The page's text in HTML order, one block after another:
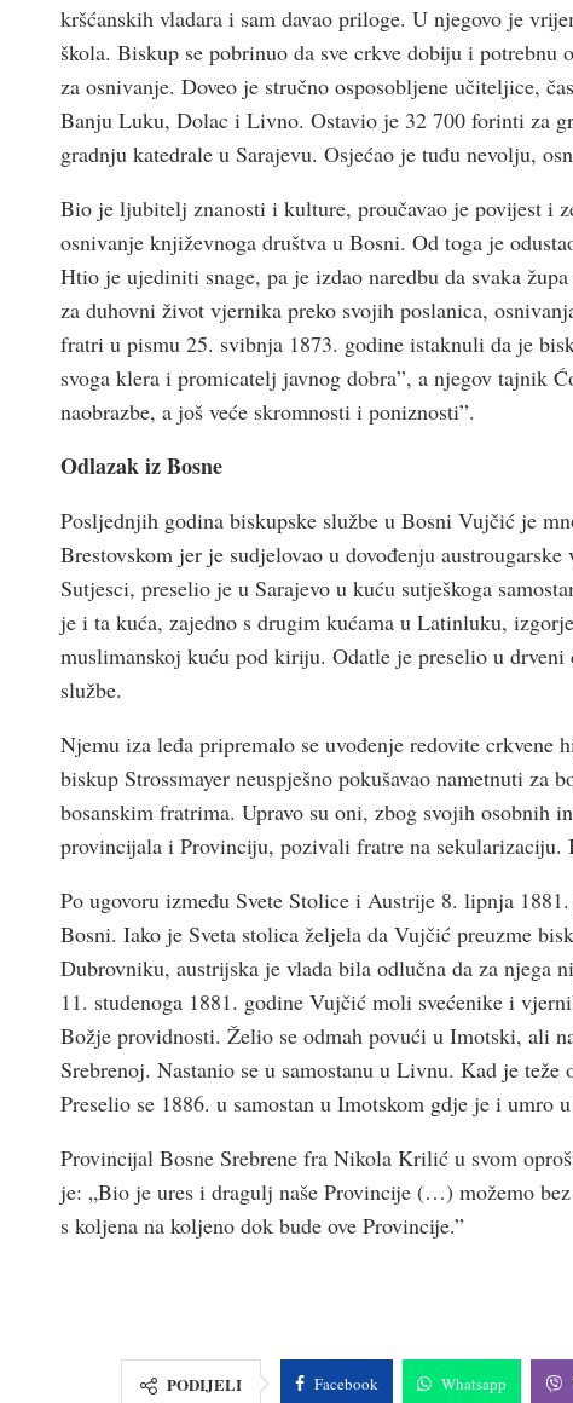
kršćanskih vladara i sam davao priloge. U njegovo je
škola. Biskup se pobrinuo da sve crkve dobiju i potrebnu
za osnivanje. Doveo je stručno osposobljene učiteljice,
Banju Luku, Dolac i Livno. Ostavio je 32 700 forinti za
gradnju katedrale u Sarajevu. Osjećao je tuđu nevolju,
Bio je ljubitelj znanosti i kulture, proučavao je povijest i
osnivanje književnoga društva u Bosni. Od toga je
Htio je ujediniti snage, pa je izdao naredbu da svaka
za duhovni život vjernika preko svojih poslanica,
fratri u pismu 25. svibnja 1873. godine istaknuli da je
svoga klera i promicatelj javnog dobra”, a njegov tajnik
naobrazbe, a još veće skromnosti i poniznosti”.
Odlazak iz Bosne
Posljednjih godina biskupske službe u Bosni Vujčić je
Brestovskom jer je sudjelovao u dovođenju
Sutjesci, preselio je u Sarajevo u kuću sutješkoga
je i ta kuća, zajedno s drugim kućama u Latinluku,
muslimanskoj kuću pod kiriju. Odatle je preselio u
službe.
Njemu iza leđa pripremalo se uvođenje redovite
biskup Strossmayer neuspješno pokušavao nametnuti za
bosanskim fratrima. Upravo su oni, zbog svojih osobnih
provincijala i Provinciju, pozivali fratre na sekularizaciju.
Po ugovoru između Svete Stolice i Austrije 8. lipnja
Bosni. Iako je Sveta stolica željela da Vujčić preuzme
Dubrovniku, austrijska je vlada bila odlučna da za njega
11. studenoga 1881. godine Vujčić moli svećenike i
Božje providnosti. Želio se odmah povući u Imotski, ali
Srebrenoj. Nastanio se u samostanu u Livnu. Kad je
Preselio se 1886. u samostan u Imotskom gdje je i umro
Provincijal Bosne Srebrene fra Nikola Krilić u svom
je: „Bio je ures i dragulj naše Provincije (…) možemo
s koljena na koljeno dok bude ove Provincije.”
PODIJELI Facebook Whatsapp